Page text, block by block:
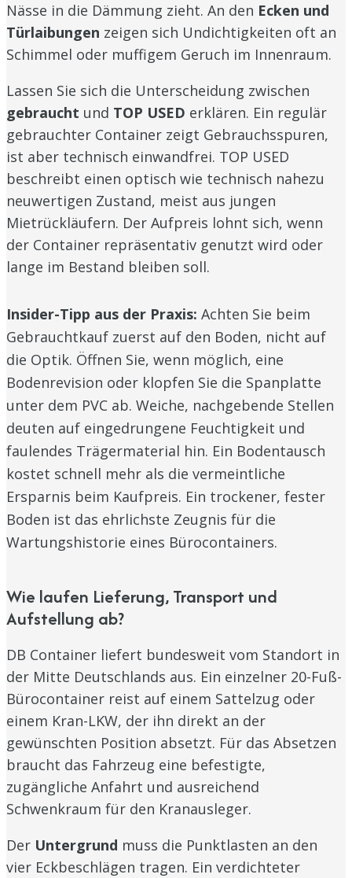
Nässe in die Dämmung zieht. An den Ecken und
Türlaibungen zeigen sich Undichtigkeiten oft an
Schimmel oder muffigem Geruch im Innenraum.
Lassen Sie sich die Unterscheidung zwischen
gebraucht und TOP USED erklären. Ein regulär
gebrauchter Container zeigt Gebrauchsspuren,
ist aber technisch einwandfrei. TOP USED
beschreibt einen optisch wie technisch nahezu
neuwertigen Zustand, meist aus jungen
Mietrückläufern. Der Aufpreis lohnt sich, wenn
der Container repräsentativ genutzt wird oder
lange im Bestand bleiben soll.
Insider-Tipp aus der Praxis: Achten Sie beim
Gebrauchtkauf zuerst auf den Boden, nicht auf
die Optik. Öffnen Sie, wenn möglich, eine
Bodenrevision oder klopfen Sie die Spanplatte
unter dem PVC ab. Weiche, nachgebende Stellen
deuten auf eingedrungene Feuchtigkeit und
faulendes Trägermaterial hin. Ein Bodentausch
kostet schnell mehr als die vermeintliche
Ersparnis beim Kaufpreis. Ein trockener, fester
Boden ist das ehrlichste Zeugnis für die
Wartungshistorie eines Bürocontainers.
Wie laufen Lieferung, Transport und
Aufstellung ab?
DB Container liefert bundesweit vom Standort in
der Mitte Deutschlands aus. Ein einzelner 20-Fuß-
Bürocontainer reist auf einem Sattelzug oder
einem Kran-LKW, der ihn direkt an der
gewünschten Position absetzt. Für das Absetzen
braucht das Fahrzeug eine befestigte,
zugängliche Anfahrt und ausreichend
Schwenkraum für den Kranausleger.
Der Untergrund muss die Punktlasten an den
vier Eckbeschlägen tragen. Ein verdichteter